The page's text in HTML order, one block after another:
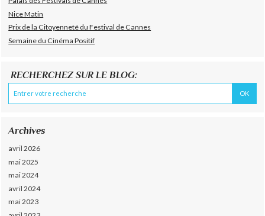
Nice Matin
Prix de la Citoyenneté du Festival de Cannes
Semaine du Cinéma Positif
RECHERCHEZ SUR LE BLOG:
Archives
avril 2026
mai 2025
mai 2024
avril 2024
mai 2023